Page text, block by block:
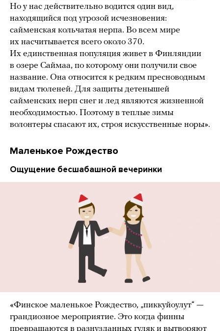
Но у нас действительно водится один вид,
находящийся под угрозой исчезновения:
сайменская кольчатая нерпа. Во всем мире
их насчитывается всего около 370.
Их единственная популяция живет в Финляндии
в озере Саймаа, по которому они получили свое
название. Она относится к редким пресноводным
видам тюленей. Для защиты детенышей
сайменских нерп снег и лед являются жизненной
необходимостью. Поэтому в теплые зимы
волонтеры спасают их, строя искусственные норы».
Маленькое Рождество
Ощущение бесшабашной вечеринки
«Финское маленькое Рождество, „пиккуйоулут“ —
грандиозное мероприятие. Это когда финны
превращаются в разнузданных гуляк и вытворяют